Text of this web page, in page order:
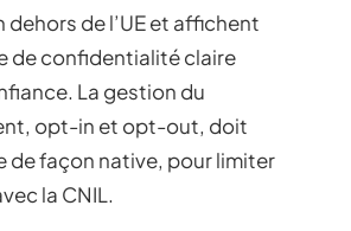
de l’UE et affichent
de confidentialité claire
La gestion du
opt-in et opt-out, doit
de façon native, pour limiter
la CNIL.